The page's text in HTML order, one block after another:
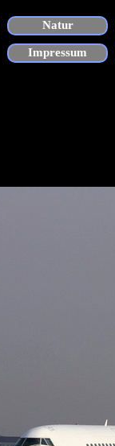
▼
Natur
Impressum